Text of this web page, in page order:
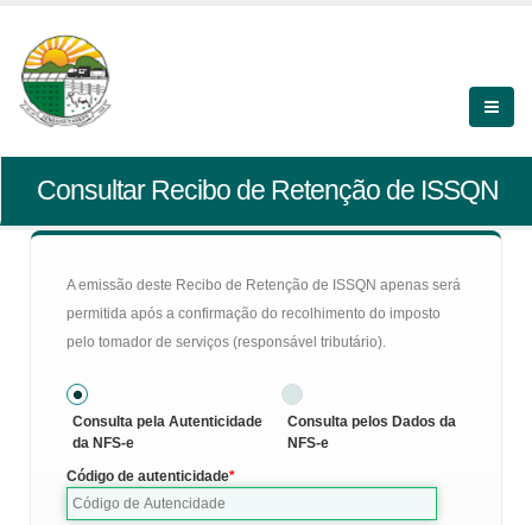
Consultar Recibo de Retenção de ISSQN
A emissão deste Recibo de Retenção de ISSQN apenas será
permitida após a confirmação do recolhimento do imposto
pelo tomador de serviços (responsável tributário).
Consulta pela Autenticidade
da NFS-e
Consulta pelos Dados da
NFS-e
Código de autenticidade